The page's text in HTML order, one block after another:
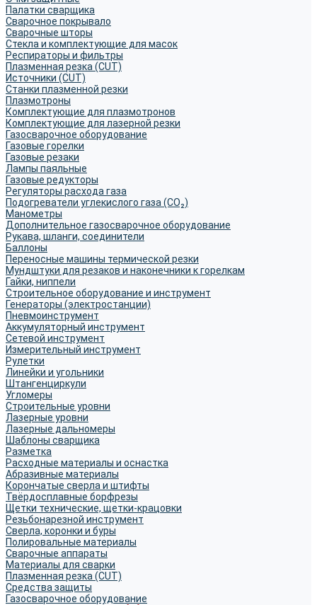
Палатки сварщика
Сварочное покрывало
Сварочные шторы
Стекла и комплектующие для масок
Респираторы и фильтры
Плазменная резка (CUT)
Источники (CUT)
Станки плазменной резки
Плазмотроны
Комплектующие для плазмотронов
Комплектующие для лазерной резки
Газосварочное оборудование
Газовые горелки
Газовые резаки
Лампы паяльные
Газовые редукторы
Регуляторы расхода газа
Подогреватели углекислого газа (CO₂)
Манометры
Дополнительное газосварочное оборудование
Рукава, шланги, соединители
Баллоны
Переносные машины термической резки
Мундштуки для резаков и наконечники к горелкам
Гайки, ниппели
Строительное оборудование и инструмент
Генераторы (электростанции)
Пневмоинструмент
Аккумуляторный инструмент
Сетевой инструмент
Измерительный инструмент
Рулетки
Линейки и угольники
Штангенциркули
Угломеры
Строительные уровни
Лазерные уровни
Лазерные дальномеры
Шаблоны сварщика
Разметка
Расходные материалы и оснастка
Абразивные материалы
Корончатые сверла и штифты
Твёрдосплавные борфрезы
Щетки технические, щетки-крацовки
Резьбонарезной инструмент
Сверла, коронки и буры
Полировальные материалы
Сварочные аппараты
Материалы для сварки
Плазменная резка (CUT)
Средства защиты
Газосварочное оборудование